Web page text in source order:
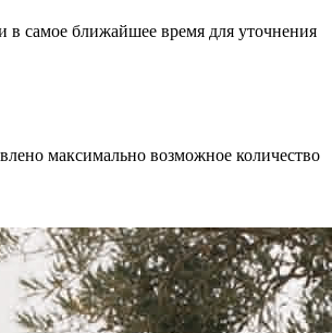
самое ближайшее время для уточнения
максимально возможное количество